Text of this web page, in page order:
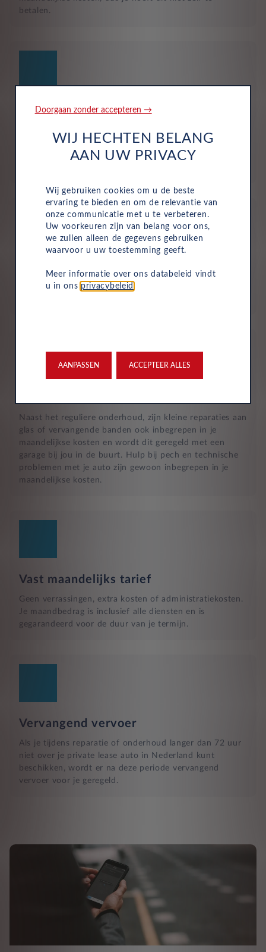
betalen.
Verzekering
inzittenden-verzekering (POI), WA-verzekering en
uitgebreide dekking, zodat je volledig beschermd bent in
Door ons uitgebreide dealernetwerk kun je altijd je
Naast het reguliere onderhoud, zijn kleine reparaties aan
glas of vervangende banden ook inbegrepen in je
maandelijkse kosten en wordt dit geregeld met een
garage bij jou in de buurt. Hulp bij pech en technische
problemen met je auto zijn gewoon inbegrepen in je
maandelijkse kosten.
Vast maandelijks tarief
Geen verrassingen, extra kosten of administratiekosten.
Je maandbedrag is inclusief alle diensten en is
gegarandeerd voor de duur van je termijn.
Vervangend vervoer
Als je tijdens reparatie of onderhoud langer dan 72 uur
niet over je private lease auto in Nederland kunt
beschikken, wordt er na deze periode vervangend
vervoer voor je geregeld.
Doorgaan zonder accepteren →
WIJ HECHTEN BELANG
AAN UW PRIVACY
Wij gebruiken cookies om u de beste
ervaring te bieden en om de relevantie van
onze communicatie met u te verbeteren.
Uw voorkeuren zijn van belang voor ons,
we zullen alleen de gegevens gebruiken
waarvoor u uw toestemming geeft.
Meer informatie over ons databeleid vindt
u in ons privacybeleid
AANPASSEN ACCEPTEER ALLES